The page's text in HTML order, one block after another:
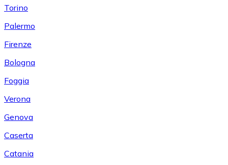
Torino
Palermo
Firenze
Bologna
Foggia
Verona
Genova
Caserta
Catania